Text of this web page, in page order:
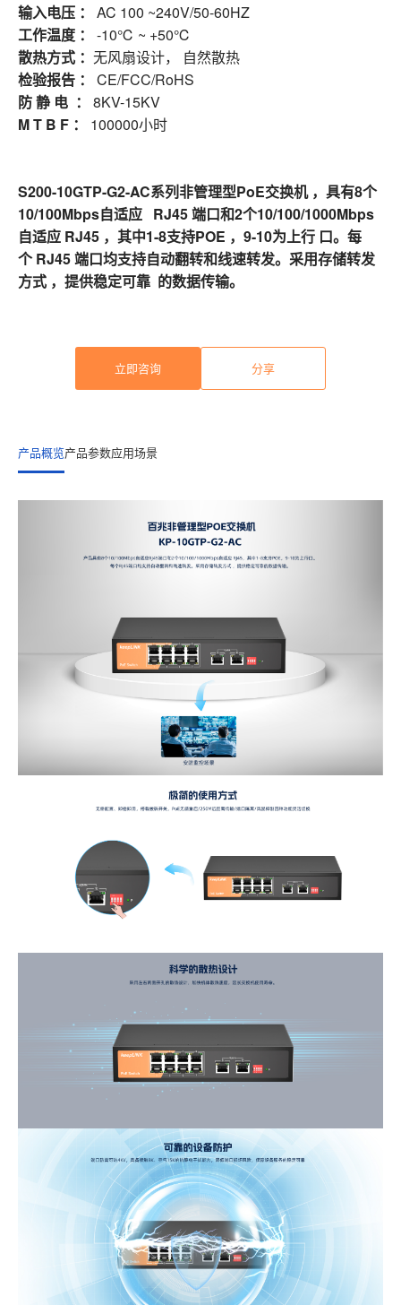
输入电压 ： AC 100 ~240V/50-60HZ
工作温度 ： -10℃ ~ +50℃
散热方式 ： 无风扇设计， 自然散热
检验报告 ： CE/FCC/RoHS
防 静 电 ： 8KV-15KV
M T B F ： 100000小时
S200-10GTP-G2-AC系列非管理型PoE交换机 ，具有8个
10/100Mbps自适应 RJ45 端口和2个10/100/1000Mbps
自适应 RJ45 ，其中1-8支持POE ，9-10为上行 口。每
个 RJ45 端口均支持自动翻转和线速转发。采用存储转发
方式 ，提供稳定可靠 的数据传输。
立即咨询 分享
产品概览产品参数应用场景